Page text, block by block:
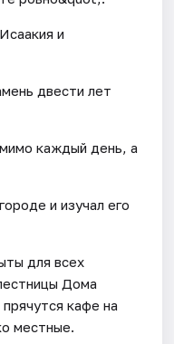
и
двести лет
каждый день, а
и изучал его
для всех
Дома
кафе на
местные.